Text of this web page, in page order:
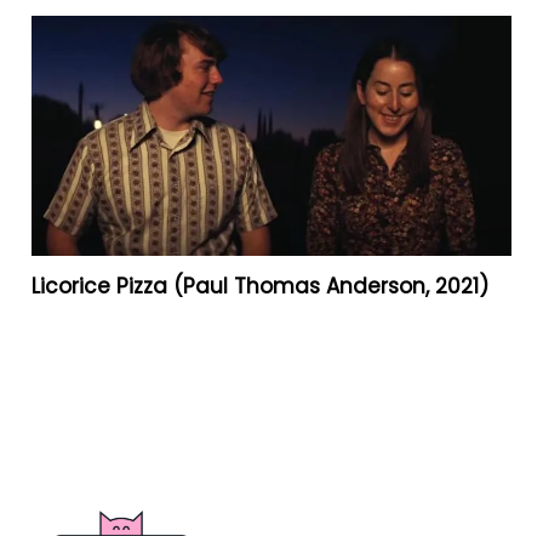
Licorice Pizza (Paul Thomas Anderson, 2021)